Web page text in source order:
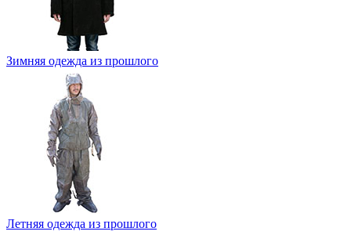
Зимняя одежда из прошлого
Летняя одежда из прошлого